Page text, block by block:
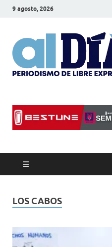
9 agosto, 2026
LOS CABOS